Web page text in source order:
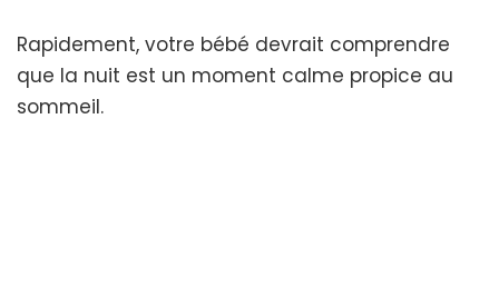
Rapidement, votre bébé devrait comprendre
que la nuit est un moment calme propice au
sommeil.